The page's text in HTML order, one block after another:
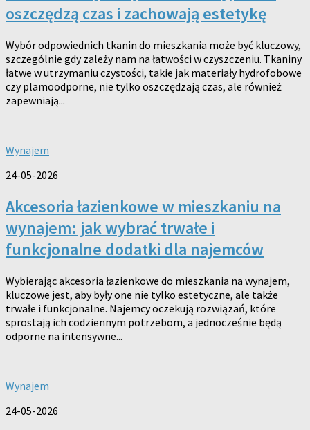
oszczędzą czas i zachowają estetykę
Wybór odpowiednich tkanin do mieszkania może być kluczowy,
szczególnie gdy zależy nam na łatwości w czyszczeniu. Tkaniny
łatwe w utrzymaniu czystości, takie jak materiały hydrofobowe
czy plamoodporne, nie tylko oszczędzają czas, ale również
zapewniają...
Wynajem
24-05-2026
Akcesoria łazienkowe w mieszkaniu na
wynajem: jak wybrać trwałe i
funkcjonalne dodatki dla najemców
Wybierając akcesoria łazienkowe do mieszkania na wynajem,
kluczowe jest, aby były one nie tylko estetyczne, ale także
trwałe i funkcjonalne. Najemcy oczekują rozwiązań, które
sprostają ich codziennym potrzebom, a jednocześnie będą
odporne na intensywne...
Wynajem
24-05-2026